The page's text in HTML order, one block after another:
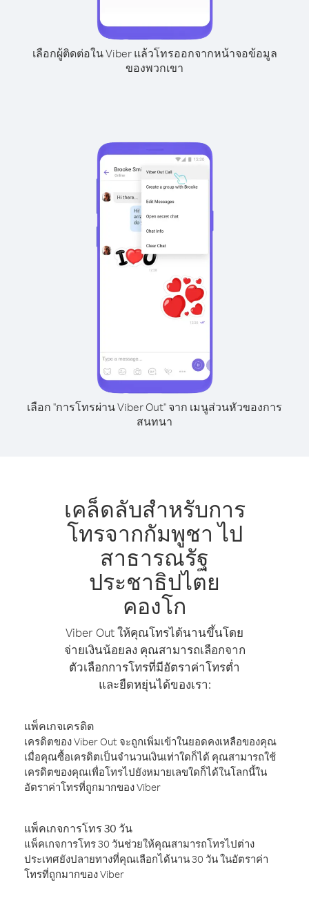
เลือกผู้ติดต่อใน Viber แล้วโทรออกจากหน้าจอข้อมูล
ของพวกเขา
เลือก "การโทรผ่าน Viber Out" จาก เมนูส่วนหัวของการ
สนทนา
เคล็ดลับสำหรับการ
โทรจากกัมพูชา ไป
สาธารณรัฐ
ประชาธิปไตย
คองโก
Viber Out ให้คุณโทรได้นานขึ้นโดย
จ่ายเงินน้อยลง คุณสามารถเลือกจาก
ตัวเลือกการโทรที่มีอัตราค่าโทรต่ำ
และยืดหยุ่นได้ของเรา:
แพ็คเกจเครดิต
เครดิตของ Viber Out จะถูกเพิ่มเข้าในยอดคงเหลือของคุณ
เมื่อคุณซื้อเครดิตเป็นจำนวนเงินเท่าใดก็ได้ คุณสามารถใช้
เครดิตของคุณเพื่อโทรไปยังหมายเลขใดก็ได้ในโลกนี้ใน
อัตราค่าโทรที่ถูกมากของ Viber
แพ็คเกจการโทร 30 วัน
แพ็คเกจการโทร 30 วันช่วยให้คุณสามารถโทรไปต่าง
ประเทศยังปลายทางที่คุณเลือกได้นาน 30 วัน ในอัตราค่า
โทรที่ถูกมากของ Viber